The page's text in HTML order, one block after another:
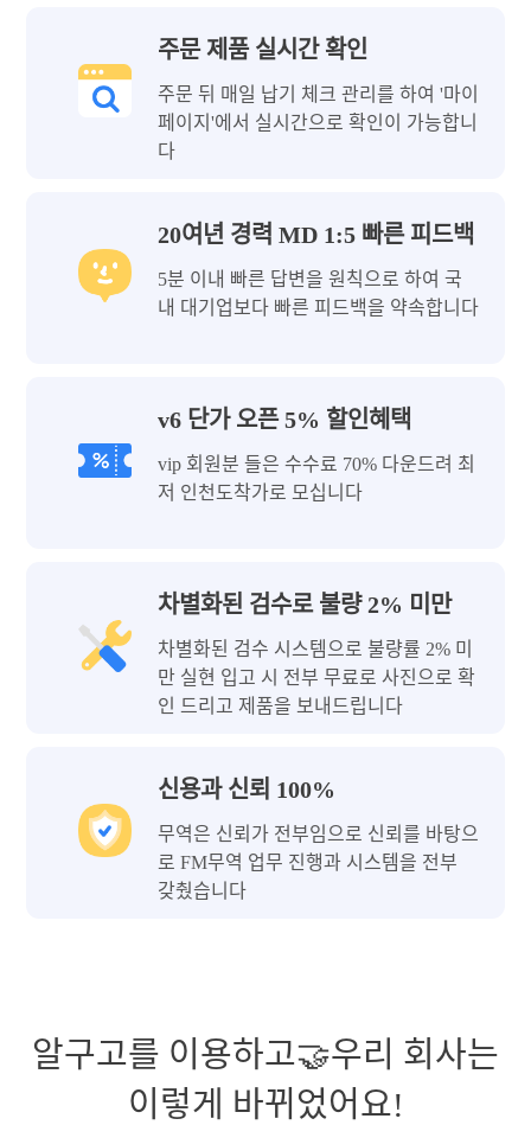
주문 제품 실시간 확인
주문 뒤 매일 납기 체크 관리를 하여 '마이
페이지'에서 실시간으로 확인이 가능합니
다
20여년 경력 MD 1:5 빠른 피드백
5분 이내 빠른 답변을 원칙으로 하여 국
내 대기업보다 빠른 피드백을 약속합니다
v6 단가 오픈 5% 할인혜택
vip 회원분 들은 수수료 70% 다운드려 최
저 인천도착가로 모십니다
차별화된 검수로 불량 2% 미만
차별화된 검수 시스템으로 불량률 2% 미
만 실현 입고 시 전부 무료로 사진으로 확
인 드리고 제품을 보내드립니다
신용과 신뢰 100%
무역은 신뢰가 전부임으로 신뢰를 바탕으
로 FM무역 업무 진행과 시스템을 전부
갖췄습니다
알구고를 이용하고🤝우리 회사는
이렇게 바뀌었어요!